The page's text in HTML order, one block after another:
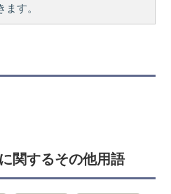
す。
関するその他用語